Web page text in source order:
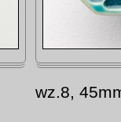
wz.8,